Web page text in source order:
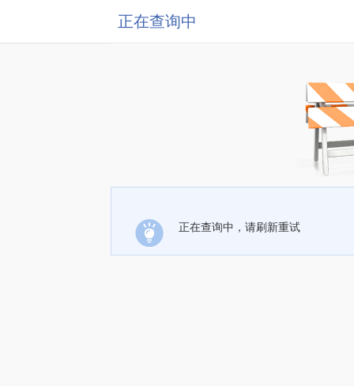
正在查询中
正在查询中，请刷新重试